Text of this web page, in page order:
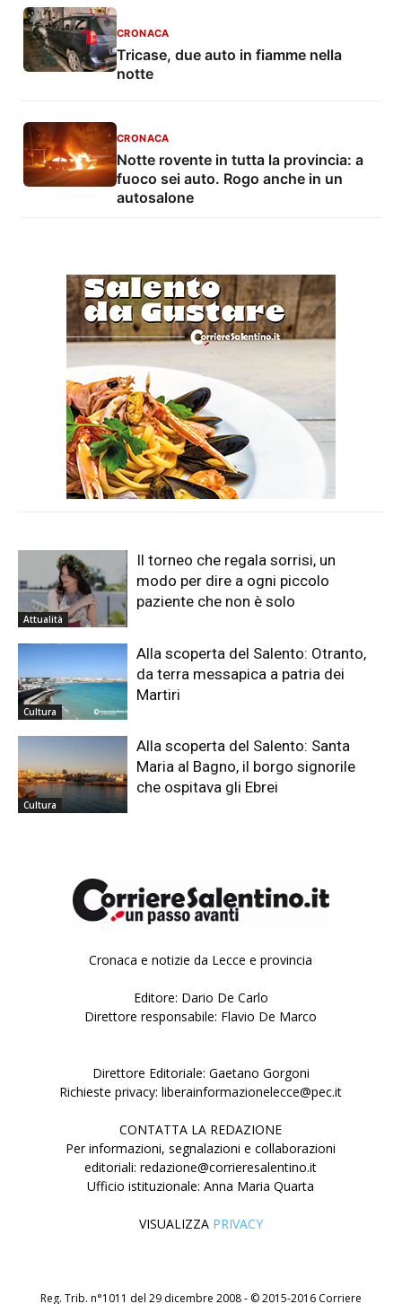
CRONACA
Tricase, due auto in fiamme nella
notte
CRONACA
Notte rovente in tutta la provincia: a
fuoco sei auto. Rogo anche in un
autosalone
Attualità
Il torneo che regala sorrisi, un
modo per dire a ogni piccolo
paziente che non è solo
Cultura
Alla scoperta del Salento: Otranto,
da terra messapica a patria dei
Martiri
Cultura
Alla scoperta del Salento: Santa
Maria al Bagno, il borgo signorile
che ospitava gli Ebrei
Cronaca e notizie da Lecce e provincia
Editore: Dario De Carlo
Direttore responsabile: Flavio De Marco
Direttore Editoriale: Gaetano Gorgoni
Richieste privacy: liberainformazionelecce@pec.it
CONTATTA LA REDAZIONE
Per informazioni, segnalazioni e collaborazioni
editoriali: redazione@corrieresalentino.it
Ufficio istituzionale: Anna Maria Quarta
VISUALIZZA PRIVACY
Reg. Trib. n°1011 del 29 dicembre 2008 - © 2015-2016 Corriere